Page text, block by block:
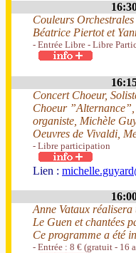
Couleurs
Béatrice Piertot et
- Entrée Libre - Libre
Concert Choeur,
Choeur
organiste, Michèle
Oeuvres de Vivaldi,
- Libre participation
Lien :
Anne Vataux
Le Guen et chantées
Ce programme a été
- Entrée : 8 € (gratuit - 16